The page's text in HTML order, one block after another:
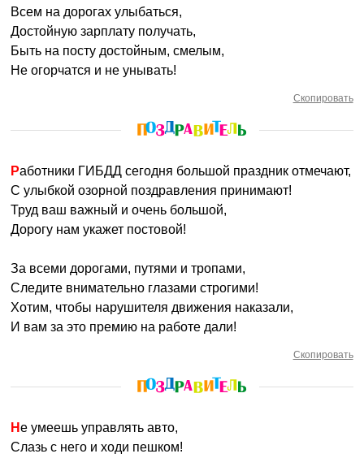
Всем на дорогах улыбаться,
Достойную зарплату получать,
Быть на посту достойным, смелым,
Не огорчатся и не унывать!
Скопировать
Работники ГИБДД сегодня большой праздник отмечают,
С улыбкой озорной поздравления принимают!
Труд ваш важный и очень большой,
Дорогу нам укажет постовой!
За всеми дорогами, путями и тропами,
Следите внимательно глазами строгими!
Хотим, чтобы нарушителя движения наказали,
И вам за это премию на работе дали!
Скопировать
Не умеешь управлять авто,
Слазь с него и ходи пешком!